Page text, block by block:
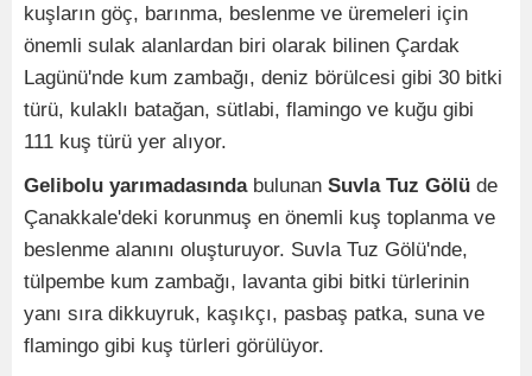
kuşların göç, barınma, beslenme ve üremeleri için
önemli sulak alanlardan biri olarak bilinen Çardak
Lagünü'nde kum zambağı, deniz börülcesi gibi 30 bitki
türü, kulaklı batağan, sütlabi, flamingo ve kuğu gibi
111 kuş türü yer alıyor.
Gelibolu yarımadasında bulunan Suvla Tuz Gölü de
Çanakkale'deki korunmuş en önemli kuş toplanma ve
beslenme alanını oluşturuyor. Suvla Tuz Gölü'nde,
tülpembe kum zambağı, lavanta gibi bitki türlerinin
yanı sıra dikkuyruk, kaşıkçı, pasbaş patka, suna ve
flamingo gibi kuş türleri görülüyor.